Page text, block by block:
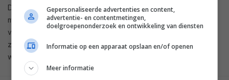
Daarnaast heeft Nintendo laten weten waarom er niet
meteen een Android-versie wordt uitgebracht. Omdat er zo
veel verschillende Android-apparaten zijn, wil het bedrijf er
zeker van zijn dat Run op het gros van die devices zal
werken.
Gepersonaliseerde advertenties en content,
advertentie- en contentmetingen,
doelgroepenonderzoek en ontwikkeling van diensten
Informatie op een apparaat opslaan en/of openen
Meer informatie